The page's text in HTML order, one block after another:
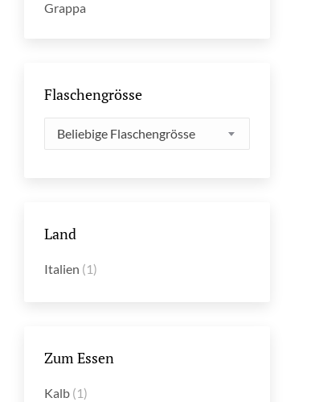
Grappa
Flaschengrösse
Beliebige Flaschengrösse
Land
Italien (1)
Zum Essen
Kalb (1)